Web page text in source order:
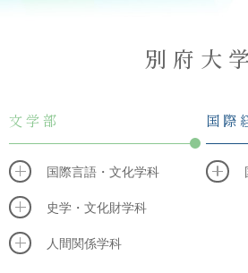
別府大学
文学部
国際言語・文化学科
史学・文化財学科
人間関係学科
国際